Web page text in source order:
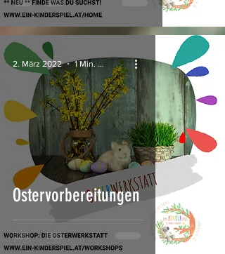
Ostervorbereitungen
2. März 2022 1 Min. Lesezeit